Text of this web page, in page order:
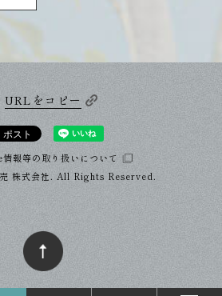
URLをコピー
報等の取り扱いについて
株式会社. All Rights Reserved.